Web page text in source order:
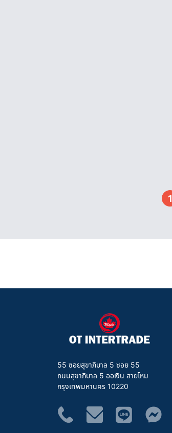
1
55 ซอยสุขาภิบาล 5 ซอย 55
ถนนสุขาภิบาล 5 ออเงิน สายไหม
กรุงเทพมหานคร 10220